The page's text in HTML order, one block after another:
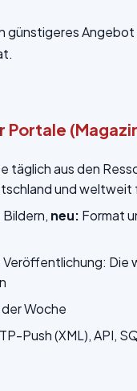
günstigeres
aus den
und weltweit
neu: Format
Die
Woche
Push (XML), API,